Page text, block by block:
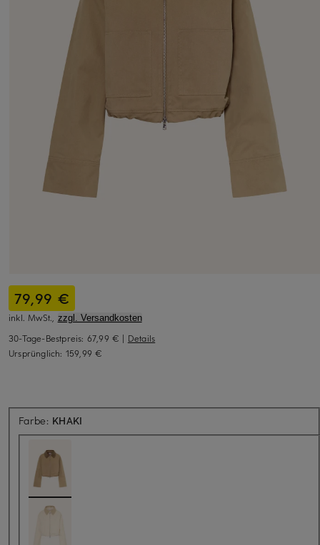
79,99 €
inkl. MwSt., zzgl. Versandkosten
30-Tage-Bestpreis: 67,99 € | Details
Ursprünglich: 159,99 €
Farbe: KHAKI